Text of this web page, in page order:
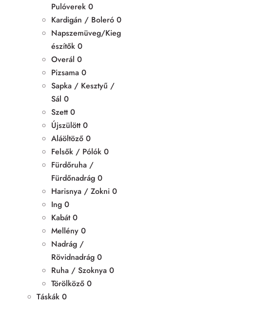
Pulóverek 0
Kardigán / Boleró 0
Napszemüveg/Kieg
észítők 0
Overál 0
Pizsama 0
Sapka / Kesztyű /
Sál 0
Szett 0
Újszülött 0
Aláöltöző 0
Felsők / Pólók 0
Fürdőruha /
Fürdőnadrág 0
Harisnya / Zokni 0
Ing 0
Kabát 0
Mellény 0
Nadrág /
Rövidnadrág 0
Ruha / Szoknya 0
Törölköző 0
Táskák 0